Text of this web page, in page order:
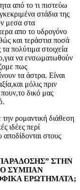
από το τι πιστεύω
στάδια της
μεσα στα
απο το υδρογόνο
και τεράστια ποσά
πολύτιμα στοιχεία
να ενσωματωθούν
πως
τα άστρα. Είναι
μόλις πριν
δικό μας
ρομαντική διάθεση
ιδέες περί
στους
ΣΤΗΝ
ΣΥΜΠΑΝ
ΕΡΩΤΗΜΑΤΑ;